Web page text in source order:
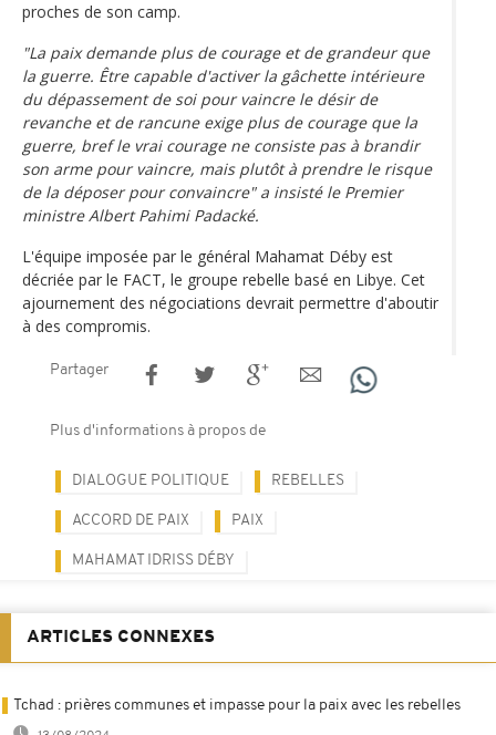
proches de son camp.
"La paix demande plus de courage et de grandeur que
la guerre. Être capable d'activer la gâchette intérieure
du dépassement de soi pour vaincre le désir de
revanche et de rancune exige plus de courage que la
guerre, bref le vrai courage ne consiste pas à brandir
son arme pour vaincre, mais plutôt à prendre le risque
de la déposer pour convaincre" a insisté le Premier
ministre Albert Pahimi Padacké.
L'équipe imposée par le général Mahamat Déby est
décriée par le FACT, le groupe rebelle basé en Libye. Cet
ajournement des négociations devrait permettre d'aboutir
à des compromis.
Partager
Plus d'informations à propos de
DIALOGUE POLITIQUE REBELLES
ACCORD DE PAIX PAIX
MAHAMAT IDRISS DÉBY
ARTICLES CONNEXES
Tchad : prières communes et impasse pour la paix avec les rebelles